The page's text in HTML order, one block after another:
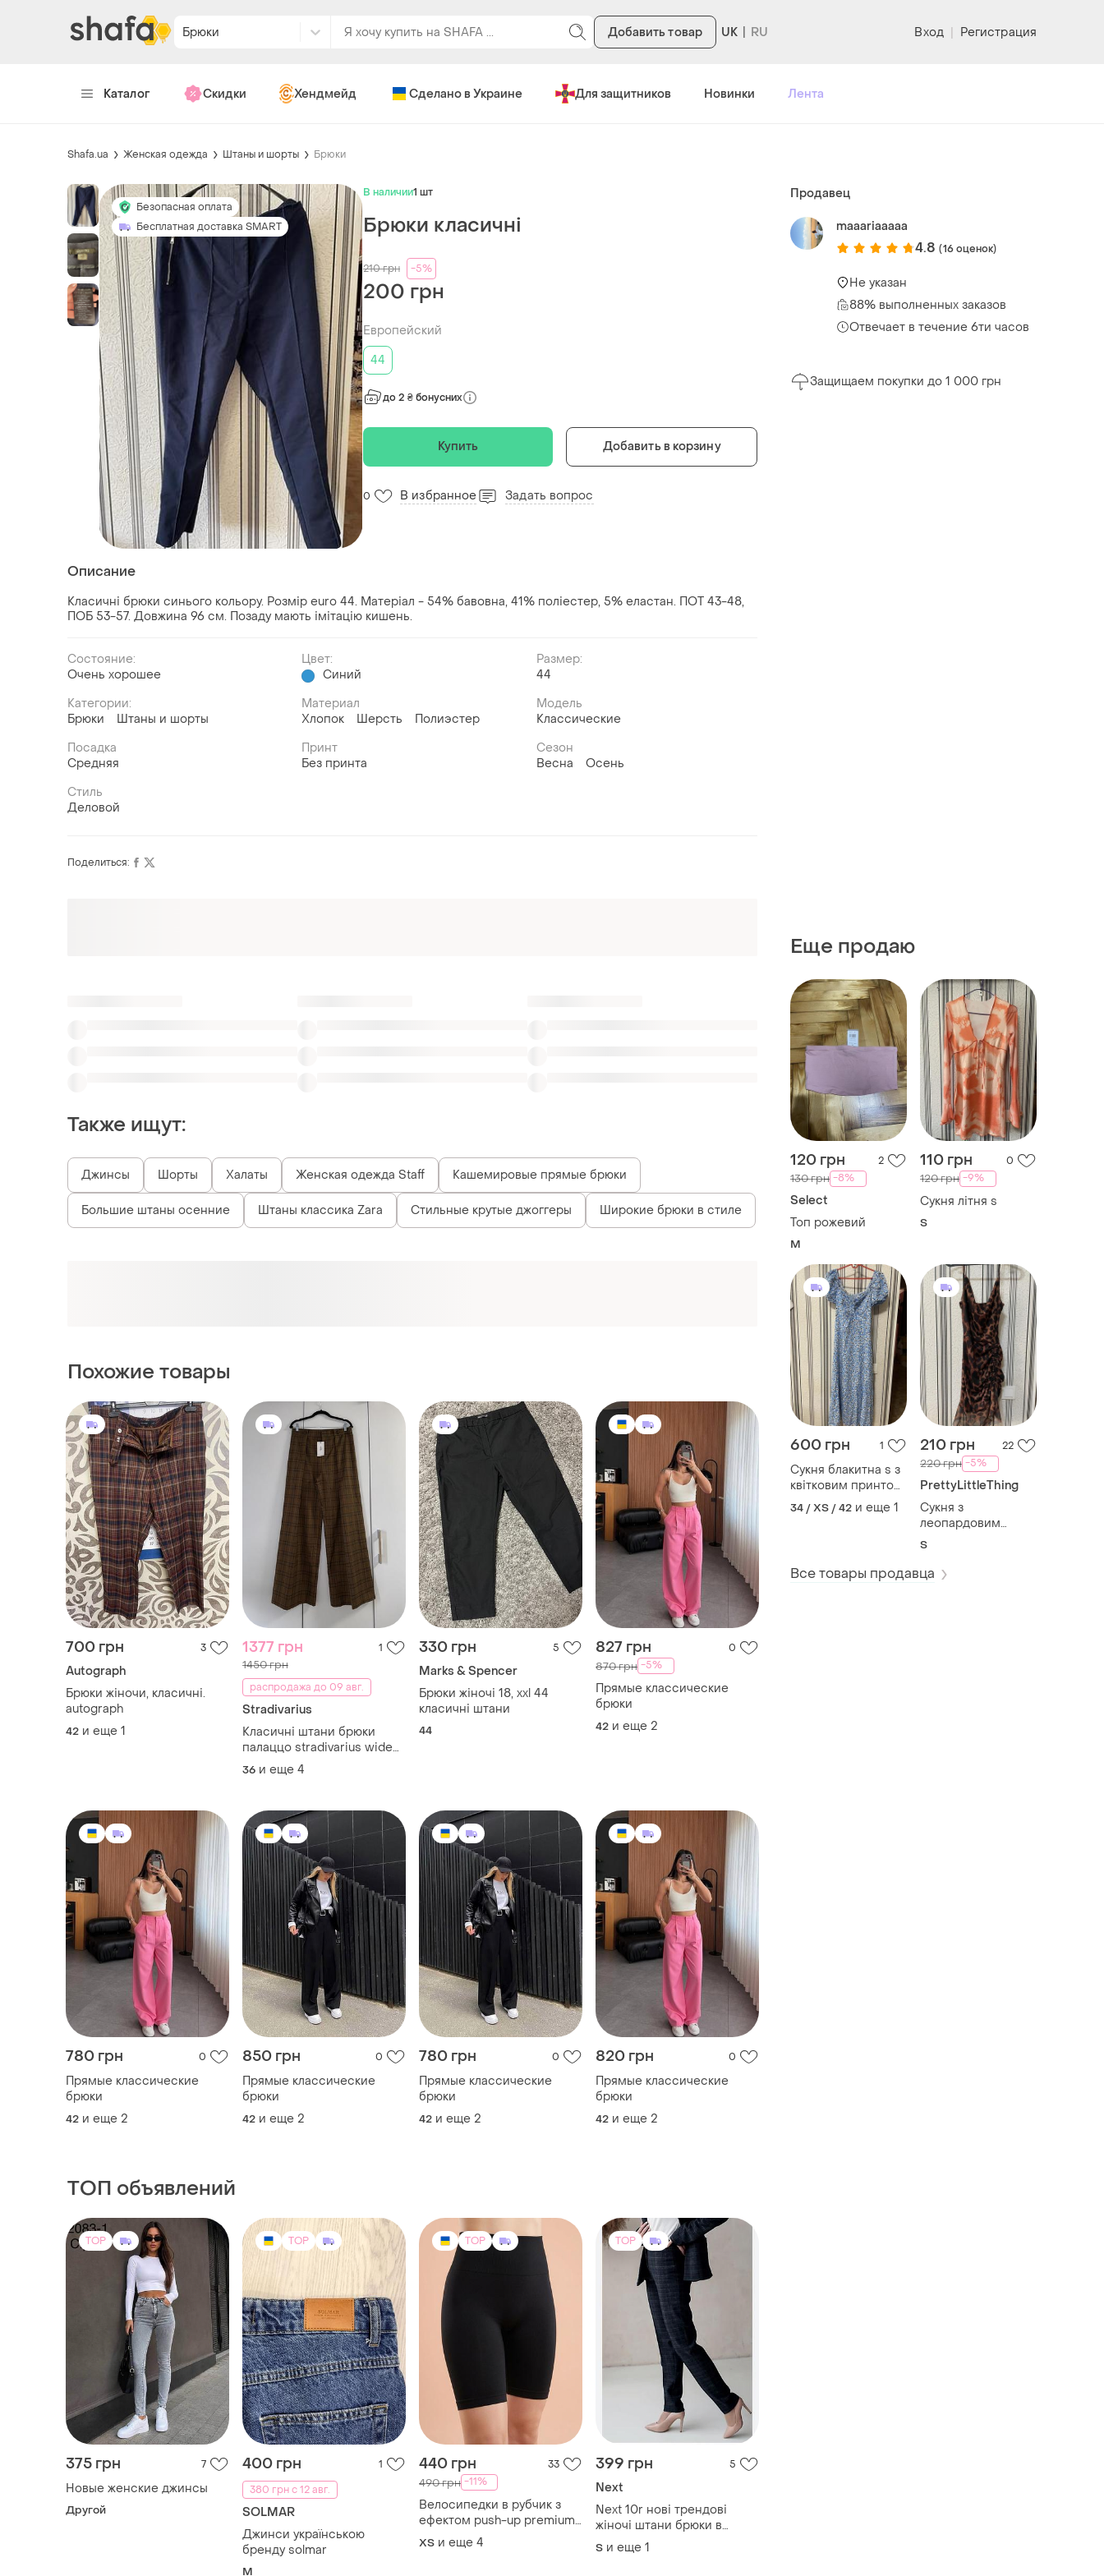
Брюки Добавить товар UK Вход | Регистрация
Каталог Скидки Хендмейд Сделано в Украине Для защитников Новинки Лента
Shafa.ua Женская одежда Штаны и шорты Брюки
Безопасная оплата
Бесплатная доставка SMART
В наличии1 шт
Брюки класичні
210грн -5%
200 грн
Европейский
44
до 2 ₴ бонусних
Купить Добавить в корзину
0 В избранное Задать вопрос
Описание
Класичні брюки синього кольору. Розмір euro 44. Матеріал - 54% бавовна, 41% поліестер, 5% еластан. ПОТ 43-48,
ПОБ 53-57. Довжина 96 см. Позаду мають імітацію кишень.
Состояние:
Очень хорошее
Цвет:
Синий
Размер:
44
Категории:
Брюки
Штаны и шорты
Материал
Хлопок
Шерсть Полиэстер
Модель
Классические
Посадка
Средняя
Принт
Без принта
Сезон
Весна
Осень
Стиль
Деловой
Продавец
maaariaaaaa
4.8 (16 оценок)
Не указан
88% выполненных заказов
Отвечает в течение 6ти часов
Защищаем покупки до 1 000 грн
Еще продаю
120 грн 2
130 грн -8%
Select
Топ рожевий
M
110 грн 0
120 грн -9%
Сукня літня s
S
600 грн 1
Сукня блакитна s з
квітковим принтом
та елегантним
розрізом
34 / XS / 42 и еще 1
210 грн 22
220 грн -5%
PrettyLittleThing
Сукня з
леопардовим
принтом
S
Все товары продавца
Поделиться:
Также ищут:
Джинсы Шорты Халаты Женская одежда Staff Кашемировые прямые брюки
Большие штаны осенние Штаны классика Zara Стильные крутые джоггеры Широкие брюки в стиле
Похожие товары
700 грн 3
Autograph
Брюки жіночи, класичні.
autograph
42 и еще 1
1377 грн 1
1450 грн
распродажа до 09 авг.
Stradivarius
Класичні штани брюки
палаццо stradivarius wide
leg
36 и еще 4
330 грн 5
Marks & Spencer
Брюки жіночі 18, xxl 44
класичні штани
44
827 грн 0
870 грн -5%
Прямые классические
брюки
42 и еще 2
780 грн 0
Прямые классические
брюки
42 и еще 2
850 грн 0
Прямые классические
брюки
42 и еще 2
780 грн 0
Прямые классические
брюки
42 и еще 2
820 грн 0
Прямые классические
брюки
42 и еще 2
ТОП объявлений
TOP
375 грн 7
Новые женские джинсы
Другой
TOP
400 грн
1
380 грн с 12 авг.
SOLMAR
Джинси українською
бренду solmar
M
TOP
440 грн 33
490 грн -11%
Велосипедки в рубчик з
ефектом push-up premium
💎
ХS и еще 4
TOP
399 грн 5
Next
Next 10r нові трендові
жіночі штани брюки в
клітинку низька посадка у
складі вовна шерсть базові
S и еще 1